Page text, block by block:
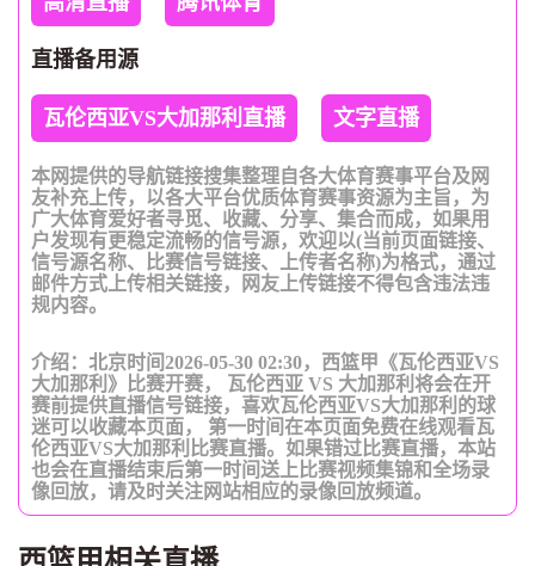
直播备用源
瓦伦西亚VS大加那利直播 文字直播
本网提供的导航链接搜集整理自各大体育赛事平台及网
友补充上传，以各大平台优质体育赛事资源为主旨，为
广大体育爱好者寻觅、收藏、分享、集合而成，如果用
户发现有更稳定流畅的信号源，欢迎以(当前页面链接、
信号源名称、比赛信号链接、上传者名称)为格式，通过
邮件方式上传相关链接，网友上传链接不得包含违法违
规内容。
介绍：北京时间2026-05-30 02:30，西篮甲《瓦伦西亚VS
大加那利》比赛开赛， 瓦伦西亚 VS 大加那利将会在开
赛前提供直播信号链接，喜欢瓦伦西亚VS大加那利的球
迷可以收藏本页面， 第一时间在本页面免费在线观看瓦
伦西亚VS大加那利比赛直播。如果错过比赛直播，本站
也会在直播结束后第一时间送上比赛视频集锦和全场录
像回放，请及时关注网站相应的录像回放频道。